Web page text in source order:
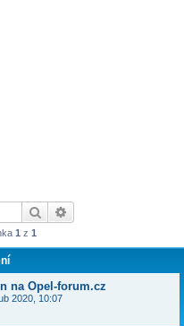
Hledat
1 z 1
na Opel-forum.cz
2020, 10:07